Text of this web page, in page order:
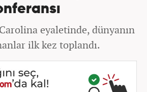
eyaletinde, dünyanın
ilk kez toplandı.